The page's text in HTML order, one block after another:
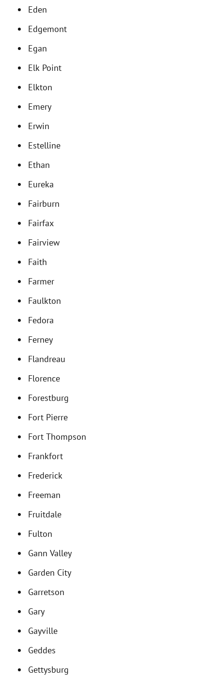
Eden
Edgemont
Egan
Elk Point
Elkton
Emery
Erwin
Estelline
Ethan
Eureka
Fairburn
Fairfax
Fairview
Faith
Farmer
Faulkton
Fedora
Ferney
Flandreau
Florence
Forestburg
Fort Pierre
Fort Thompson
Frankfort
Frederick
Freeman
Fruitdale
Fulton
Gann Valley
Garden City
Garretson
Gary
Gayville
Geddes
Gettysburg